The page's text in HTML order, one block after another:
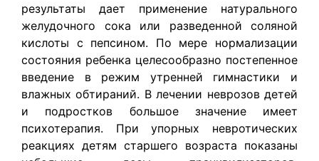
результаты дает применение натурального
желудочного сока или разведенной соляной
кислоты с пепсином. По мере нормализации
состояния ребенка целесообразно постепенное
введение в режим утренней гимнастики и
влажных обтираний. В лечении неврозов детей
и подростков большое значение имеет
психотерапия. При упорных невротических
реакциях детям старшего возраста показаны